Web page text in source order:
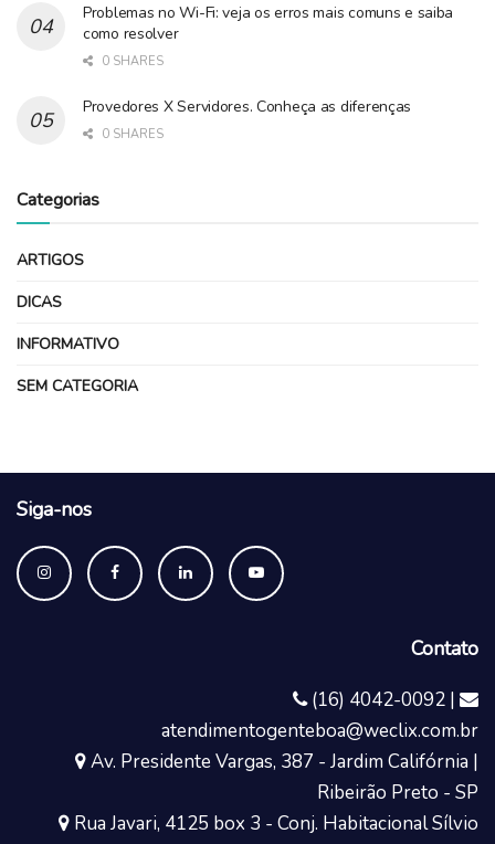
Problemas no Wi-Fi: veja os erros mais comuns e saiba
como resolver
0 SHARES
Provedores X Servidores. Conheça as diferenças
0 SHARES
Categorias
ARTIGOS
DICAS
INFORMATIVO
SEM CATEGORIA
Siga-nos
Contato
(16) 4042-0092 |
atendimentogenteboa@weclix.com.br
Av. Presidente Vargas, 387 - Jardim Califórnia |
Ribeirão Preto - SP
Rua Javari, 4125 box 3 - Conj. Habitacional Sílvio